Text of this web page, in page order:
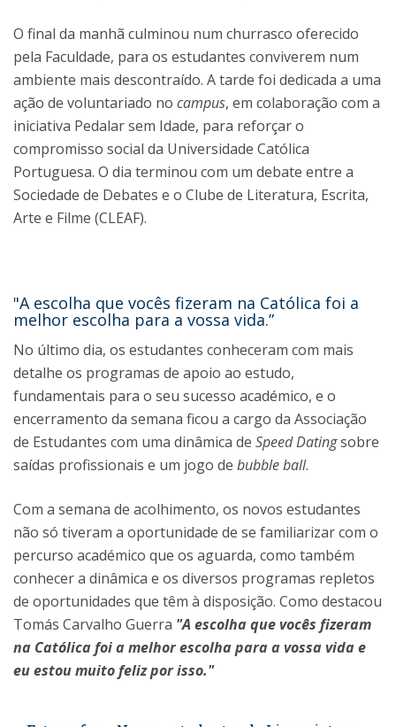
O final da manhã culminou num churrasco oferecido
pela Faculdade, para os estudantes conviverem num
ambiente mais descontraído. A tarde foi dedicada a uma
ação de voluntariado no campus, em colaboração com a
iniciativa Pedalar sem Idade, para reforçar o
compromisso social da Universidade Católica
Portuguesa. O dia terminou com um debate entre a
Sociedade de Debates e o Clube de Literatura, Escrita,
Arte e Filme (CLEAF).
"A escolha que vocês fizeram na Católica foi a
melhor escolha para a vossa vida.”
No último dia, os estudantes conheceram com mais
detalhe os programas de apoio ao estudo,
fundamentais para o seu sucesso académico, e o
encerramento da semana ficou a cargo da Associação
de Estudantes com uma dinâmica de Speed Datingsobre
saídas profissionais e um jogo de bubble ball.
Com a semana de acolhimento, os novos estudantes
não só tiveram a oportunidade de se familiarizar com o
percurso académico que os aguarda, como também
conhecer a dinâmica e os diversos programas repletos
de oportunidades que têm à disposição. Como destacou
Tomás Carvalho Guerra "A escolha que vocês fizeram
na Católica foi a melhor escolha para a vossa vida e
eu estou muito feliz por isso."